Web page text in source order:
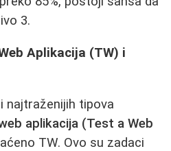
3.
Aplikacija (TW) i
najtraženijih tipova
aplikacija (Test a Web
TW. Ovo su zadaci